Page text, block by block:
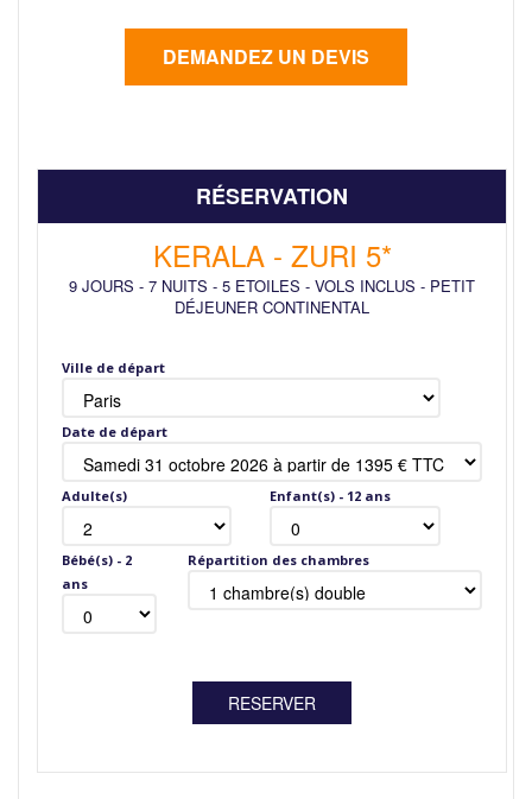
RÉSERVATION
KERALA - ZURI 5*
9 JOURS - 7 NUITS - 5 ETOILES - VOLS INCLUS - PETIT
DÉJEUNER CONTINENTAL
Ville de départ
Date de départ
Adulte(s) Enfant(s) - 12 ans
Bébé(s) - 2
ans
Répartition des chambres